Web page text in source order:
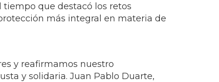
tiempo que destacó los retos
más integral en materia de
y reafirmamos nuestro
y solidaria. Juan Pablo Duarte,